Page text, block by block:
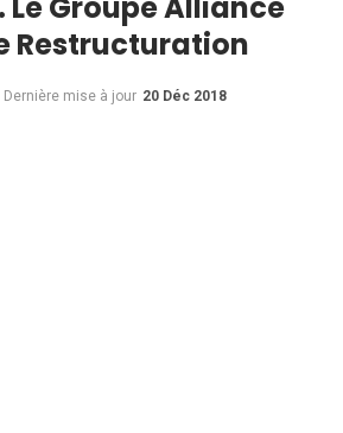
Restructuration
Dernière mise à jour 20 Déc 2018